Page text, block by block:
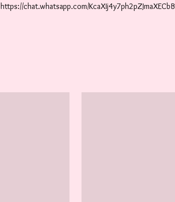
https://chat.whatsapp.com/KcaXIj4y7ph2pZJmaXECbB